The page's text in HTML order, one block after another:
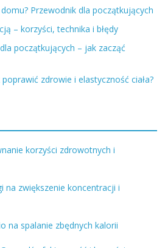
Przewodnik dla początkujących
– korzyści, technika i błędy
początkujących – jak zacząć
zdrowie i elastyczność ciała?
korzyści zdrowotnych i
na zwiększenie koncentracji i
na spalanie zbędnych kalorii